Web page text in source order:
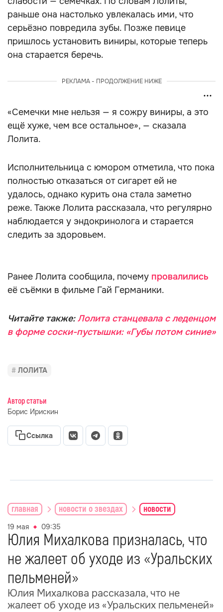
раньше она настолько увлекалась ими, что
серьёзно повредила зубы. Позже певице
пришлось установить виниры, которые теперь
она старается беречь.
РЕКЛАМА - ПРОДОЛЖЕНИЕ НИЖЕ
«Семечки мне нельзя — я сожру виниры, а это
ещё хуже, чем все остальное», — сказала
Лолита.
Исполнительница с юмором отметила, что пока
полностью отказаться от сигарет ей не
удалось, однако курить она стала заметно
реже. Также Лолита рассказала, что регулярно
наблюдается у эндокринолога и старается
следить за здоровьем.
Ранее Лолита сообщила, почему провалились
её съёмки в фильме Гай Германики.
Читайте также:Лолита станцевала с леденцом
в форме соски-пустышки: «Губы потом синие»
ЛОЛИТА
Автор статьи
Борис Ирискин
Ссылка
главная новости о звездах новости
19 мая 09:35
Юлия Михалкова призналась, что
не жалеет об уходе из «Уральских
пельменей»
Юлия Михалкова рассказала, что не
жалеет об уходе из «Уральских пельменей»